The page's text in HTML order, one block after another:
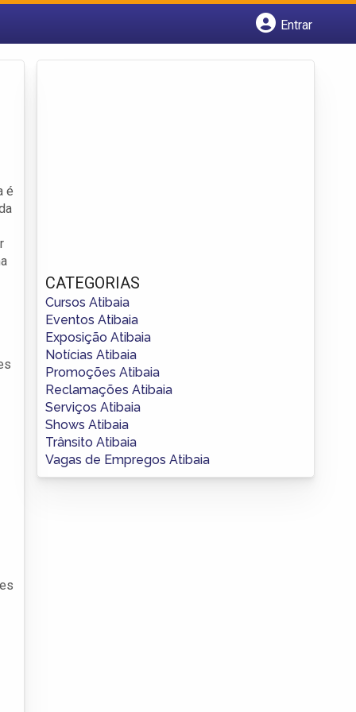
Entrar
é
CATEGORIAS
Cursos Atibaia
Eventos Atibaia
Exposição Atibaia
Notícias Atibaia
Promoções Atibaia
Reclamações Atibaia
Serviços Atibaia
Shows Atibaia
Trânsito Atibaia
Vagas de Empregos Atibaia